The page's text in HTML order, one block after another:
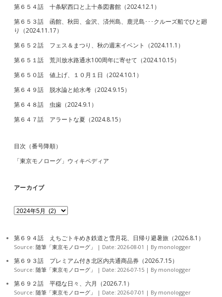
第６５４話 十条駅西口と上十条図書館（2024.12.1）
第６５３話 函館、秋田、金沢、済州島、鹿児島･･･クルーズ船でひと廻
り（2024.11.17）
第６５２話 フェス＆まつり、秋の週末イベント（2024.11.1）
第６５１話 荒川放水路通水100周年に寄せて（2024.10.15）
第６５０話 値上げ、１０月１日（2024.10.1）
第６４９話 脱水論と給水考（2024.9.15）
第６４８話 虫歯（2024.9.1）
第６４７話 アラートな夏（2024.8.15）
目次（番号降順）
「東京モノローグ」ウィキペディア
アーカイブ
ア
ー
イ
ブ
第６９４話 えちごトキめき鉄道と雪月花、日帰り避暑旅（2026.8.1）
Source: 随筆「東京モノローグ」 Date: 2026-08-01 By monologger
第６９３話 プレミアム付き北区内共通商品券（2026.7.15）
Source: 随筆「東京モノローグ」 Date: 2026-07-15 By monologger
第６９２話 平穏な日々、六月（2026.7.1）
Source: 随筆「東京モノローグ」 Date: 2026-07-01 By monologger